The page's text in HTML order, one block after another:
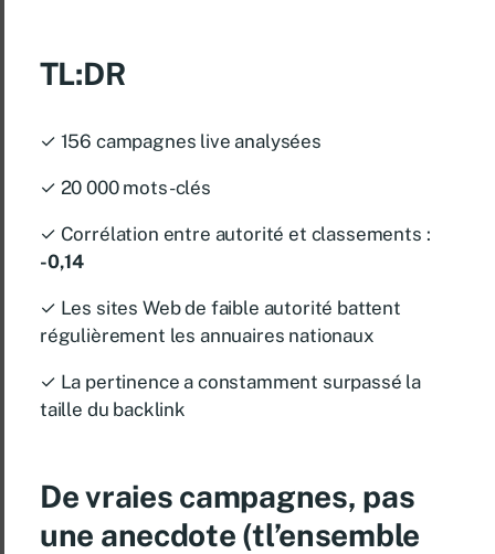
TL:DR
✓ 156 campagnes live analysées
✓ 20 000 mots-clés
✓ Corrélation entre autorité et classements :
-0,14
✓ Les sites Web de faible autorité battent
régulièrement les annuaires nationaux
✓ La pertinence a constamment surpassé la
taille du backlink
De vraies campagnes, pas
une anecdote (tl’ensemble